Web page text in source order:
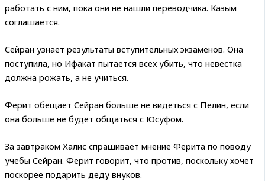
работать с ним, пока они не нашли переводчика. Казым
соглашается.
Сейран узнает результаты вступительных экзаменов. Она
поступила, но Ифакат пытается всех убить, что невестка
должна рожать, а не учиться.
Ферит обещает Сейран больше не видеться с Пелин, если
она больше не будет общаться с Юсуфом.
За завтраком Халис спрашивает мнение Ферита по поводу
учебы Сейран. Ферит говорит, что против, поскольку хочет
поскорее подарить деду внуков.